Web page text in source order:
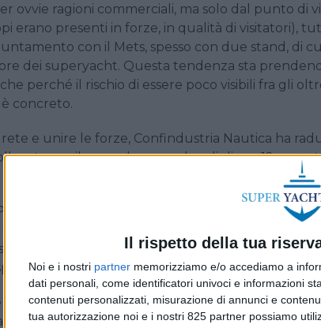
Il rispetto della tua
Noi e i nostri partner memorizziamo e/o accediamo a
dati personali, come identificatori univoci e informazioni
contenuti personalizzati, misurazione di annunci e
tua autorizzazione noi e i nostri 825 partner possiamo
ovvie ragioni commerciali, ma solo dal punto di
erano presenti in forze, in qualità di visitatori),
con il Mets, spesso con due stand, di
dei superyacht. Questa tendenza sta
perché il rischio di essere poco visibili fra gli
è concreto.
e unire le forze, Confindustria Nautica ha
per il secondo anno al padiglione 12, con
YACHT 24 resoconti più ampi sul Mets con
gruppo Boero, Besenzoni, Razeto e Casareto,
HP Watermakers e altri marchi emergenti
del premio Dame.
nostre aziende il grande valore di partecipare al
ha dichiarato Saverio Cecchi, presidente